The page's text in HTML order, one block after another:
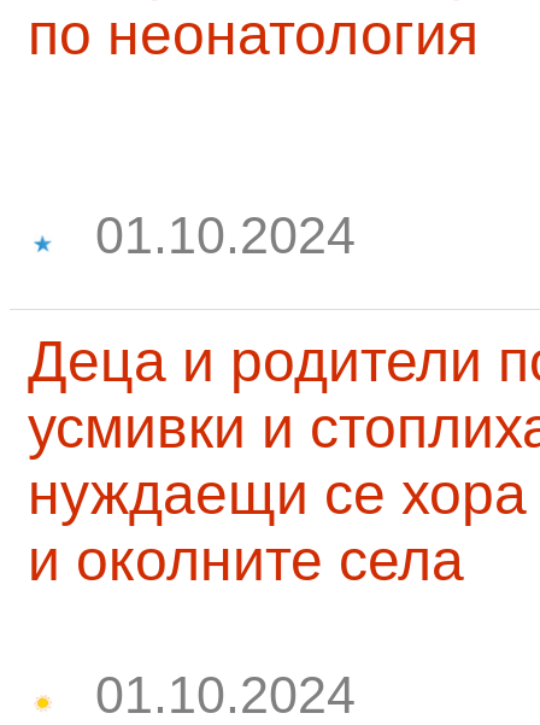
по неонатология
01.10.2024
Деца и родители
усмивки и
нуждаещи се
и околните села
01.10.2024